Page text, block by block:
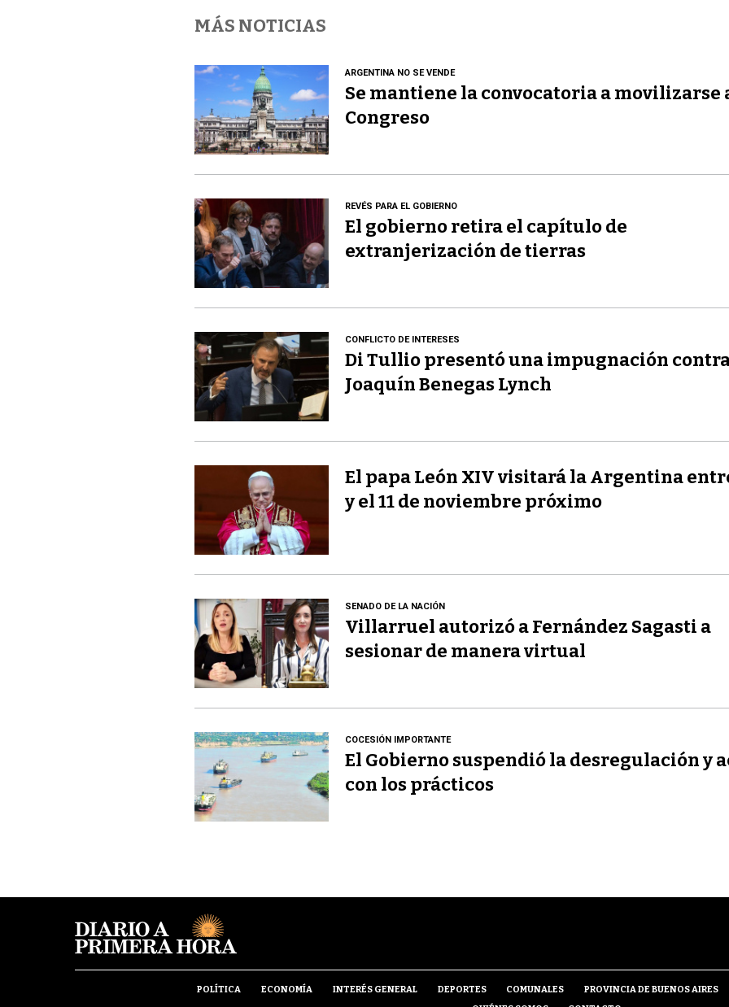
MÁS NOTICIAS
ARGENTINA NO SE VENDE
Se mantiene la convocatoria a movilizarse
Congreso
REVÉS PARA EL GOBIERNO
El gobierno retira el capítulo de
extranjerización de tierras
CONFLICTO DE INTERESES
Di Tullio presentó una impugnación
Joaquín Benegas Lynch
El papa León XIV visitará la Argentina
y el 11 de noviembre próximo
SENADO DE LA NACIÓN
Villarruel autorizó a Fernández Sagasti a
sesionar de manera virtual
COCESIÓN IMPORTANTE
El Gobierno suspendió la desregulación y
con los prácticos
POLÍTICA ECONOMÍA INTERÉS GENERAL DEPORTES COMUNALES
PROVINCIA DE BUENOS AIRES